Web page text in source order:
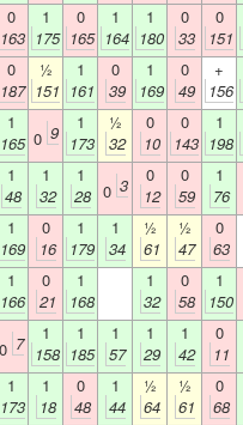
0
163
1
175
0
165
1
164
1
180
0
33
0
151
0
187
½
151
1
161
0
39
1
169
0
49
+
156
1
165 0 9
1
173
½
32
0
10
0
143
1
198
1
48
1
32
1
28 0 3
0
12
0
59
1
76
1
169
0
16
1
179
1
34
½
61
½
47
0
63
1
166
0
21
1
168
1
32
0
58
1
150
0 7
1
158
1
185
1
57
1
29
1
42
0
11
1
173
1
18
0
48
1
44
½
64
½
61
0
68